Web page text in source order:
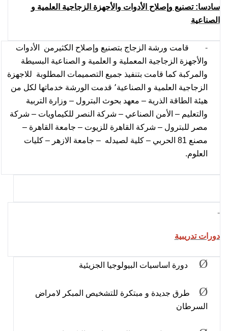
سادسا: تصنيع وإصلاح الأدوات والأجهزة الزجاجية العلمية و
الصناعية
- قامت ورشة الزجاج بتصنيع وإصلاح الكثيرمن الأدوات
والأجهزة الزجاجية المعملية و العلمية و الصناعية البسيطة
والمركبة كما قامت بتنفيذ جميع التصميمات المطلوبة للاجهزة
الزجاجية العلمية و الصناعية٬ قدمت الورشة خدماتها لكل من
هيئة الطاقة الذرية – معهد بحوث البترول – وزارة التربية
والتعليم – الأمن الصناعي – شركة النصر للكيماويات – شركة
مصر للبترول – شركة القاهرة للزيوت – جامعة القاهرة –
مصنع 81 الحربي – كلية لصيدله – جامعة الازهر – كليات
العلوم.
دورات تدريبية
Ø دورة اساسيات البيولوجيا الجزيئية
Ø
طرق جديدة و مبتكرة للتشخيص المبكر لامراض
السرطان